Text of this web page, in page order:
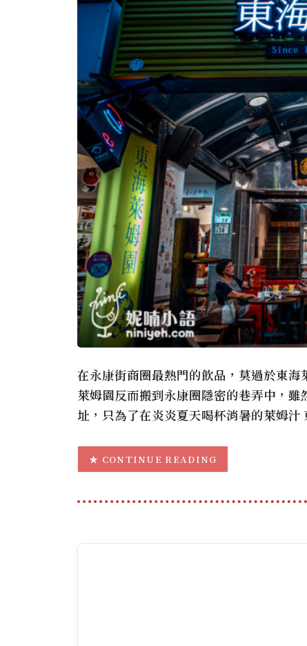
在永康街商圈最熱門的飲品，莫過於東
萊姆園反而搬到永康圈隱密的巷弄中，
址，只為了在炎炎夏天喝杯消暑的萊姆
CONTINUE READING